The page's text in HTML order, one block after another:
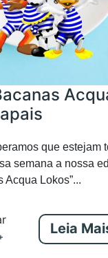
que estejam
semana a nossa
Acqua Lokos”...
Leia